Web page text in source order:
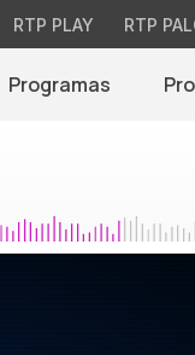
RTP PLAY RTP
Programas